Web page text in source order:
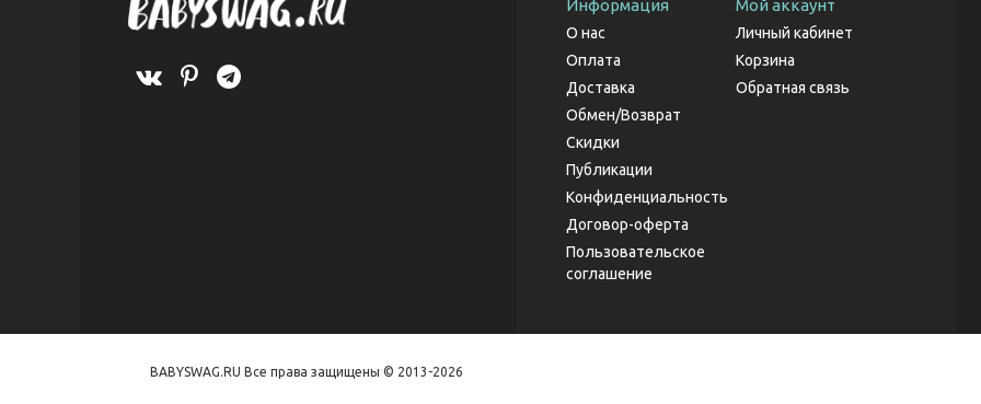
Информация
О нас
Оплата
Доставка
Обмен/Возврат
Скидки
Публикации
Конфиденциальность
Договор-оферта
Пользовательское
соглашение
Мой аккаунт
Личный кабинет
Корзина
Обратная связь
BABYSWAG.RU Все права защищены © 2013-2026